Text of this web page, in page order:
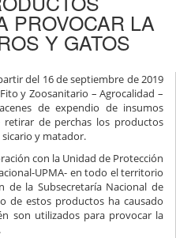
PROVOCAR LA
Y GATOS
del 16 de septiembre de 2019
y Zoosanitario – Agrocalidad –
de expendio de insumos
de perchas los productos
y matador.
con la Unidad de Protección
UPMA- en todo el territorio
de la Subsecretaría Nacional de
de estos productos ha causado
son utilizados para provocar la